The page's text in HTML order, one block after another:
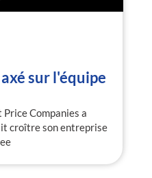
sur l'équipe
Companies a
croître son entreprise